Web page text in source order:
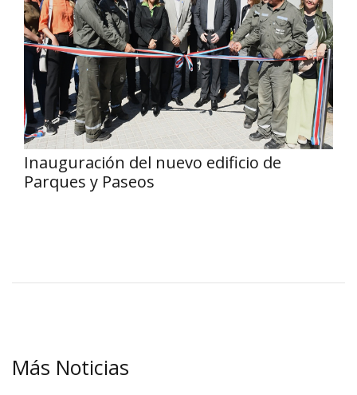
Inauguración del nuevo edificio de
Parques y Paseos
Más Noticias